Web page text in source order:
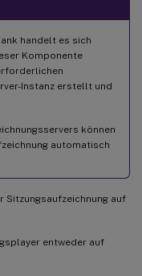
handelt es sich
Komponente
Instanz erstellt und
können
automatisch
Sitzungsaufzeichnung auf
entweder auf